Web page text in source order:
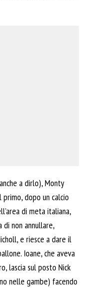
a dirlo), Monty
primo, dopo un calcio
di meta italiana,
non annullare,
e riesce a dare il
Ioane, che aveva
lascia sul posto Nick
nelle gambe) facendo